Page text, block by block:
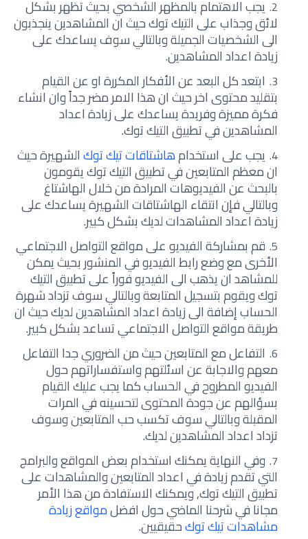
يجب الاهتمام بالمظهر الشخصي بحيث تظهر بشكل
لائق وجذاب على التيك توك حيث ان المشاهدين ينجذبون
الى الشخصيات الجميلة وبالتالي سوف يساعدك على
زيادة اعداد المشاهدين.
ابتعد كل البعد عن الأفكار المكررة او عن القيام
بتقليد محتوى اخر حيث ان هذا الامر مضر جداً وان انشاء
فكرة مميزة وفريدة يساعدك على زيادة اعداد
المشاهدين في تطبيق التيك توك.
يجب على استخدامهاشتاقات تيك توكالشهيرة حيث
ان معظم المتابعين في تطبيق التيك توك يقومون
بالبحث عن الفيديوهات المرادة من خلال الهاشتاغ
وبالتالي فإن انتقاء الهاشتاقات الشهيرة يساعدك على
زيادة اعداد المشاهدات لديك بشكل كبير.
قم بمشاركة الفيديو على مواقع التواصل الاجتماعي
الأخرى مع وضع رابط الفيديو في المنشور بحيث يمكن
للمشاهد ان يذهب الى الفيديو فوراً على تطبيق التيك
توك ويقوم بتسجيل المتابعة وبالتالي سوف تزداد شهرة
الحساب إضافة الى زيادة اعداد المشاهدين لديك حيث ان
طريقة مواقع التواصل الاجتماعي تساعد بشكل كبير.
التفاعل مع المتابعين حيث من الضروري جدا التفاعل
معهم والاجابة عن اسئلتهم واستفساراتهم حول
الفيديو المطروح في الحساب كما يجب عليك القيام
بسؤالهم عن جودة المحتوى لتحسينه في المرات
المقبلة وبالتالي سوف تكسب حب المتابعين وسوف
تزداد اعداد المشاهدين لديك.
وفي النهاية يمكنك استخدام بعض المواقع والبرامج
التي تقدم زيادة في اعداد المتابعين والمشاهدات على
تطبيق التيك توك, ويمكنك الاستفادة من هذا الأمر
مجانا في شرحنا الماضي حول افضلمواقع زيادة
مشاهدات تيك توكحقيقيين.